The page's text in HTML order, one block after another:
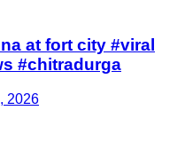
at fort city #viral
#chitradurga
2026